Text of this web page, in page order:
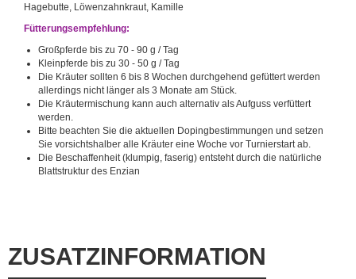
Hagebutte, Löwenzahnkraut, Kamille
Fütterungsempfehlung:
Großpferde bis zu 70 - 90 g / Tag
Kleinpferde bis zu 30 - 50 g / Tag
Die Kräuter sollten 6 bis 8 Wochen durchgehend gefüttert werden
allerdings nicht länger als 3 Monate am Stück.
Die Kräutermischung kann auch alternativ als Aufguss verfüttert
werden.
Bitte beachten Sie die aktuellen Dopingbestimmungen und setzen
Sie vorsichtshalber alle Kräuter eine Woche vor Turnierstart ab.
Die Beschaffenheit (klumpig, faserig) entsteht durch die natürliche
Blattstruktur des Enzian
ZUSATZINFORMATION